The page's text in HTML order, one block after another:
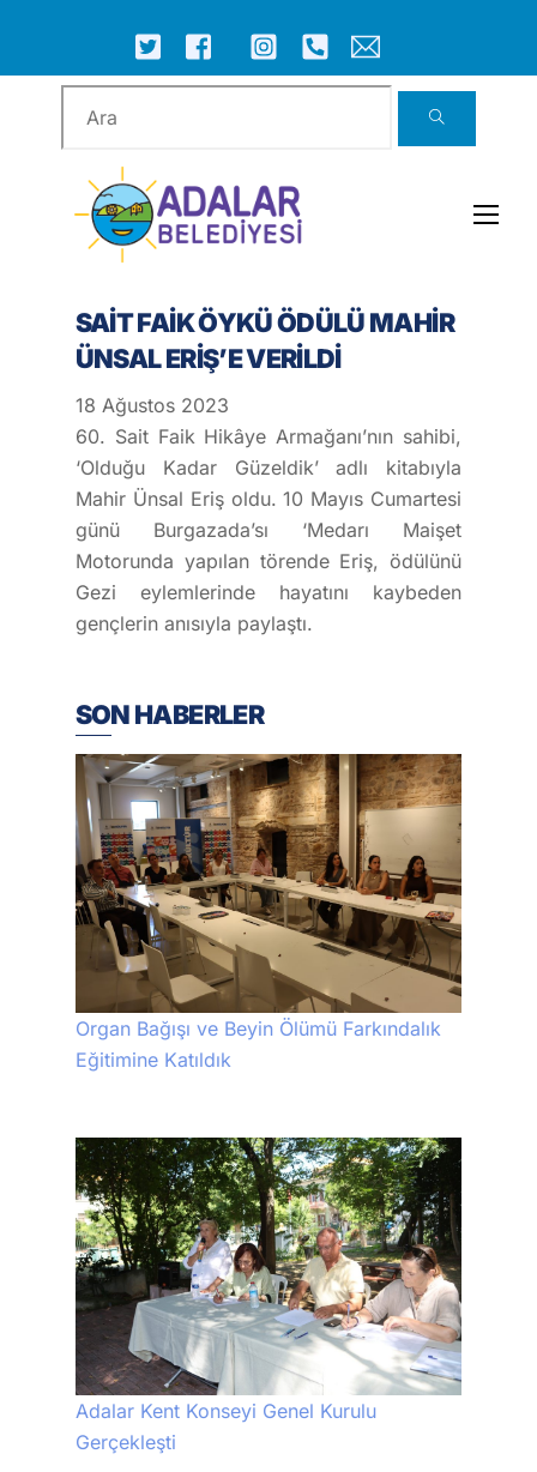
content
ICON
LABEL
ICON
LABEL
ICON
ICON
LABEL
ICON
LABEL
ICON
LABEL
SAİT FAİK ÖYKÜ ÖDÜLÜ MAHİR
ÜNSAL ERİŞ’E VERİLDİ
18 Ağustos 2023
60. Sait Faik Hikâye Armağanı’nın sahibi,
‘Olduğu Kadar Güzeldik’ adlı kitabıyla
Mahir Ünsal Eriş oldu. 10 Mayıs Cumartesi
günü Burgazada’sı ‘Medarı Maişet
Motorunda yapılan törende Eriş, ödülünü
Gezi eylemlerinde hayatını kaybeden
gençlerin anısıyla paylaştı.
SON HABERLER
Organ Bağışı ve Beyin Ölümü Farkındalık
Eğitimine Katıldık
Adalar Kent Konseyi Genel Kurulu
Gerçekleşti